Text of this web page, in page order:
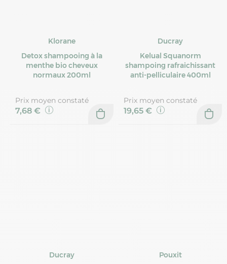
Klorane
Detox shampooing à la
menthe bio cheveux
normaux 200ml
Prix moyen constaté
7,68 €
Ducray
Kelual Squanorm
shampoing rafraichissant
anti-pelliculaire 400ml
Prix moyen constaté
19,65 €
Ducray
Pouxit